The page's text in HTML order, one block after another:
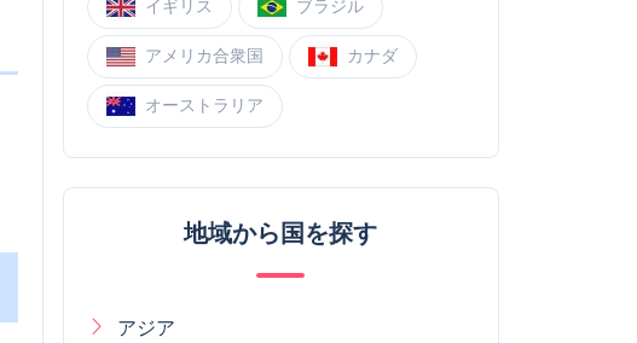
イギリス ブラジル
アメリカ合衆国 カナダ
オーストラリア
地域から国を探す
アジア